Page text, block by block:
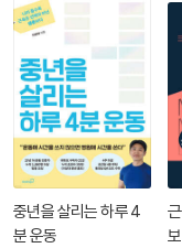
중년을 살리는 하루 4
분 운동